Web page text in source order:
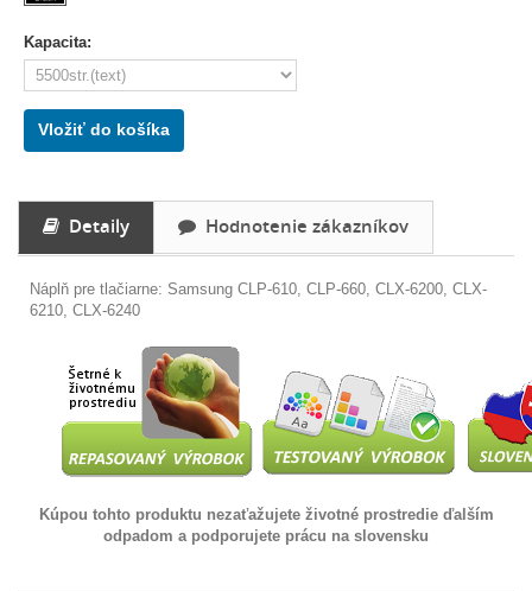
Kapacita:
Vložiť do košíka
Detaily Hodnotenie zákazníkov
Náplň pre tlačiarne: Samsung CLP-610, CLP-660, CLX-6200, CLX-
6210, CLX-6240
Kúpou tohto produktu nezaťažujete životné prostredie ďalším
odpadom a podporujete prácu na slovensku